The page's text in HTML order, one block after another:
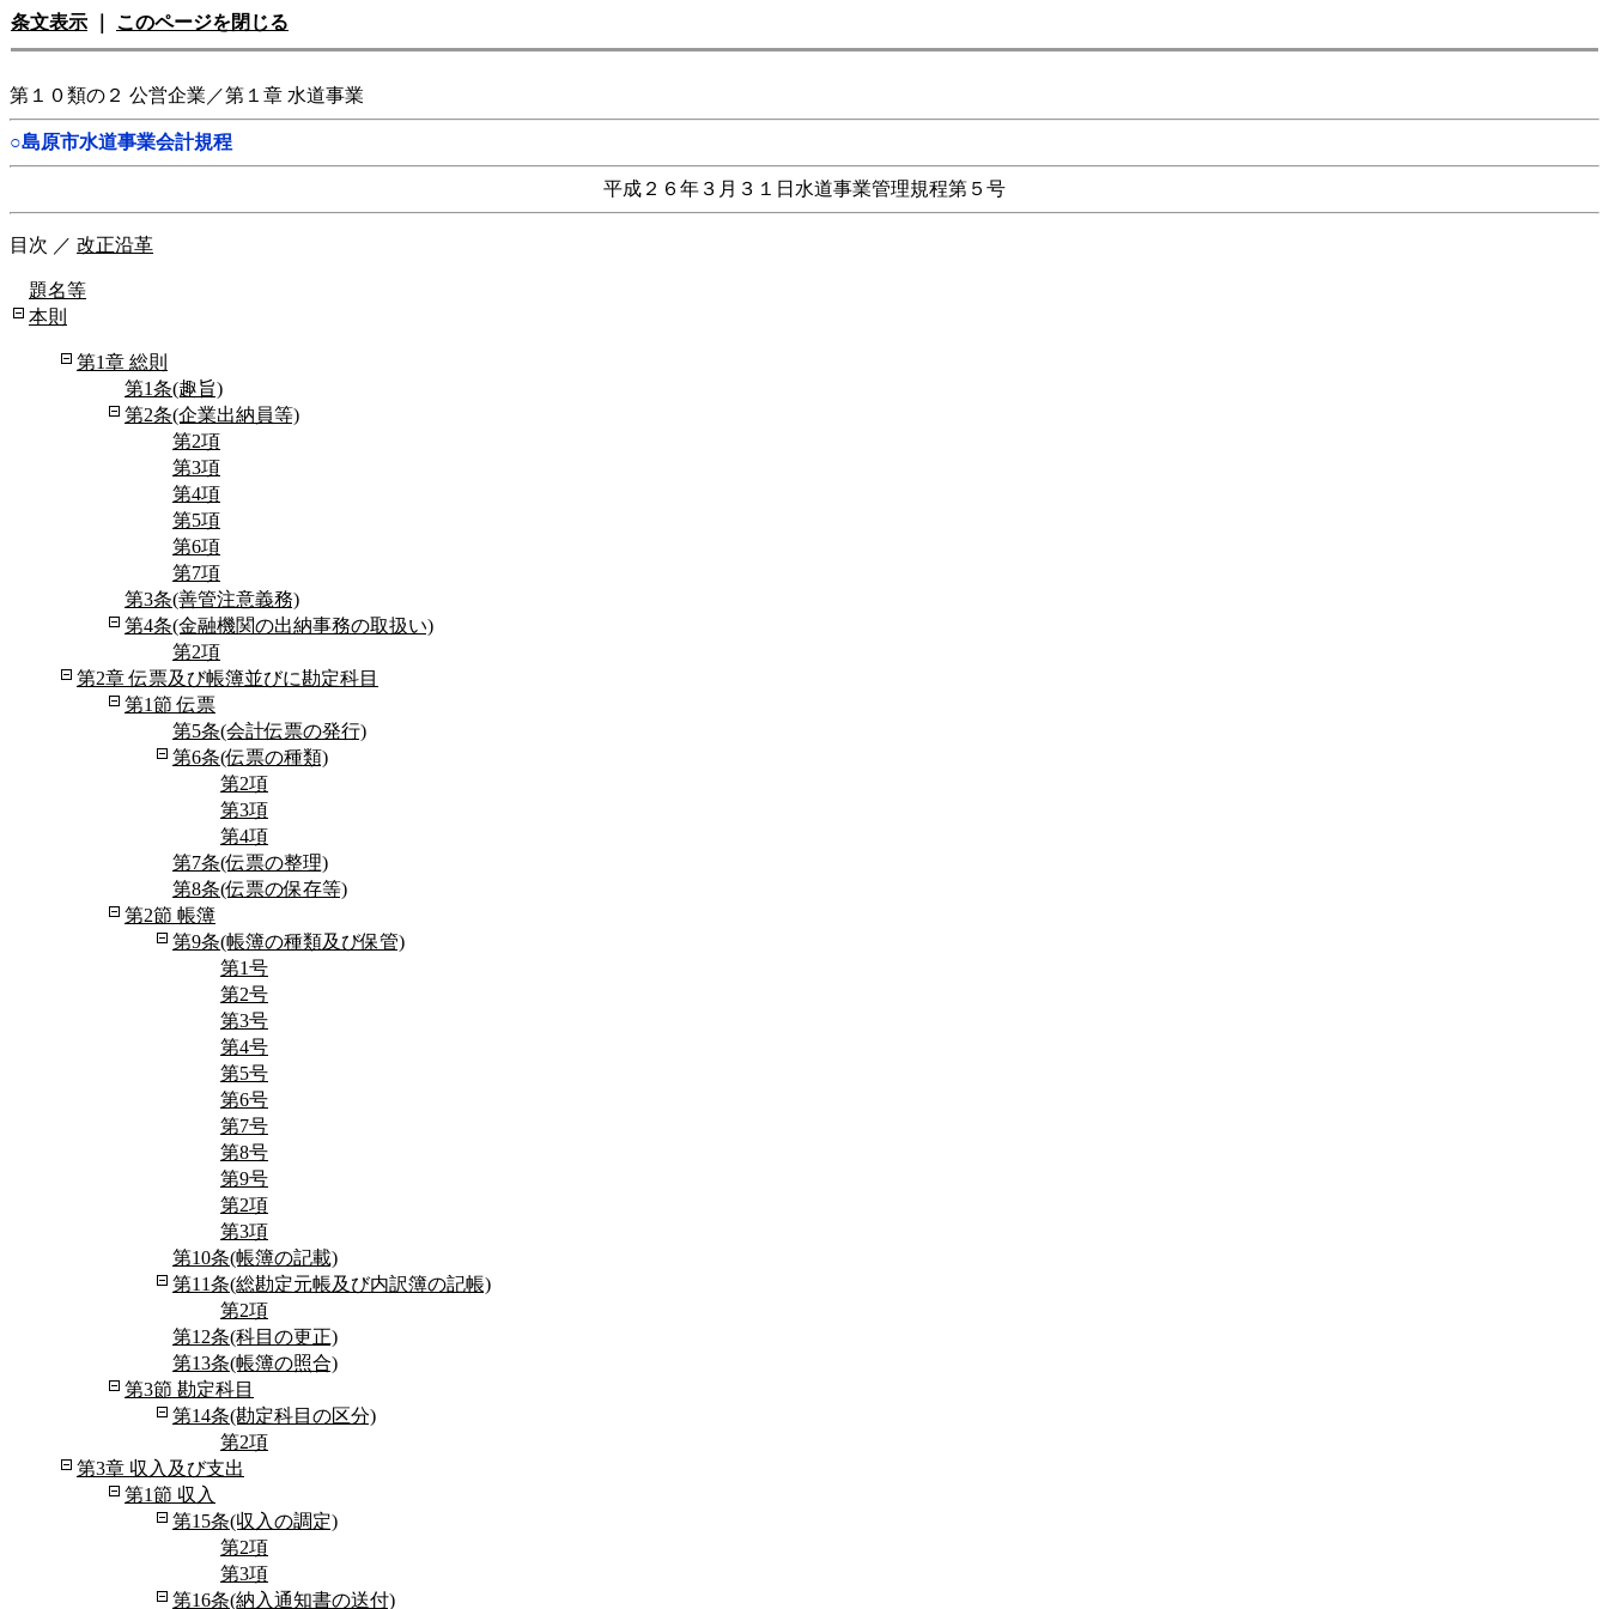
条文表示 このページを閉じる
第１０類の２ 公営企業／第１章 水道事業
○島原市水道事業会計規程
平成２６年３月３１日水道事業管理規程第５号
目次 ／ 改正沿革
題名等
本則
第1章 総則
第1条(趣旨)
第2条(企業出納員等)
第2項
第3項
第4項
第5項
第6項
第7項
第3条(善管注意義務)
第4条(金融機関の出納事務の取扱い)
第2項
第2章 伝票及び帳簿並びに勘定科目
第1節 伝票
第5条(会計伝票の発行)
第6条(伝票の種類)
第2項
第3項
第4項
第7条(伝票の整理)
第8条(伝票の保存等)
第2節 帳簿
第9条(帳簿の種類及び保管)
第1号
第2号
第3号
第4号
第5号
第6号
第7号
第8号
第9号
第2項
第3項
第10条(帳簿の記載)
第11条(総勘定元帳及び内訳簿の記帳)
第2項
第12条(科目の更正)
第13条(帳簿の照合)
第3節 勘定科目
第14条(勘定科目の区分)
第2項
第3章 収入及び支出
第1節 収入
第15条(収入の調定)
第2項
第3項
第16条(納入通知書の送付)